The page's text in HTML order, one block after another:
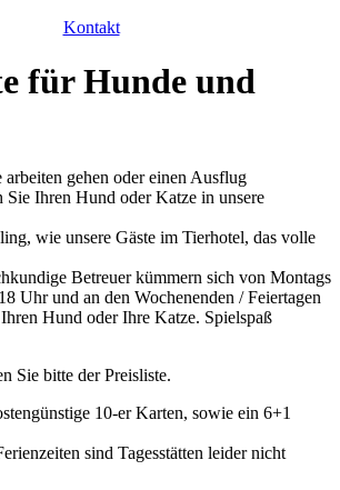
Kontakt
für Hunde und
gehen oder einen Ausflug
Sie Ihren Hund oder Katze in unsere
wie unsere Gäste im Tierhotel, das volle
Betreuer kümmern sich von Montags
Uhr und an den Wochenenden / Feiertagen
Hund oder Ihre Katze. Spielspaß
Sie bitte der Preisliste.
10-er Karten, sowie ein 6+1
sind Tagesstätten leider nicht